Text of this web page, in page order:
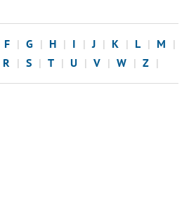
F G H I J K L
M
R S T U V W Z